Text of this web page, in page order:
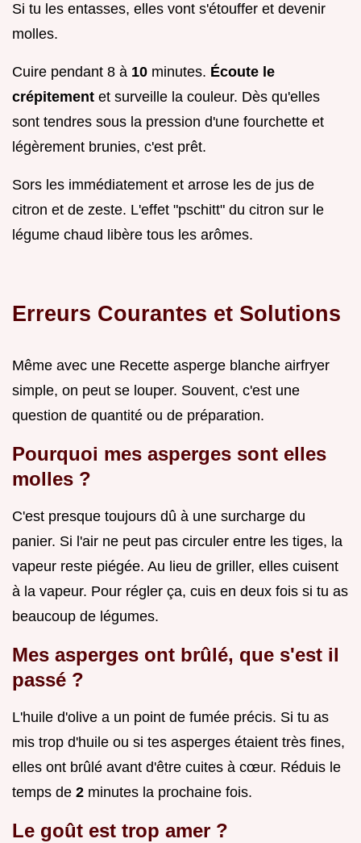
Si tu les entasses, elles vont s'étouffer et devenir
molles.
Cuire pendant 8 à 10 minutes. Écoute le
crépitement et surveille la couleur. Dès qu'elles
sont tendres sous la pression d'une fourchette et
légèrement brunies, c'est prêt.
Sors les immédiatement et arrose les de jus de
citron et de zeste. L'effet "pschitt" du citron sur le
légume chaud libère tous les arômes.
Erreurs Courantes et Solutions
Même avec une Recette asperge blanche airfryer
simple, on peut se louper. Souvent, c'est une
question de quantité ou de préparation.
Pourquoi mes asperges sont elles
molles ?
C'est presque toujours dû à une surcharge du
panier. Si l'air ne peut pas circuler entre les tiges, la
vapeur reste piégée. Au lieu de griller, elles cuisent
à la vapeur. Pour régler ça, cuis en deux fois si tu as
beaucoup de légumes.
Mes asperges ont brûlé, que s'est il
passé ?
L'huile d'olive a un point de fumée précis. Si tu as
mis trop d'huile ou si tes asperges étaient très fines,
elles ont brûlé avant d'être cuites à cœur. Réduis le
temps de 2 minutes la prochaine fois.
Le goût est trop amer ?